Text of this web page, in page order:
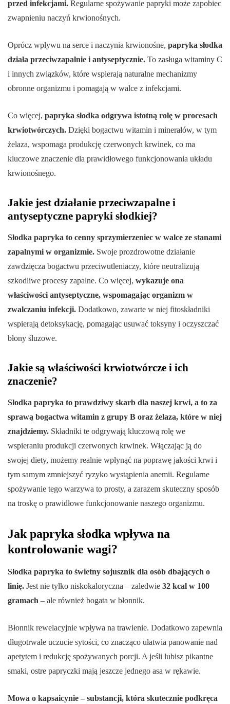
przed infekcjami. Regularne spożywanie papryki może zapobiec
zwapnieniu naczyń krwionośnych.
Oprócz wpływu na serce i naczynia krwionośne, papryka słodka
działa przeciwzapalnie i antyseptycznie. To zasługa witaminy C
i innych związków, które wspierają naturalne mechanizmy
obronne organizmu i pomagają w walce z infekcjami.
Co więcej, papryka słodka odgrywa istotną rolę w procesach
krwiotwórczych. Dzięki bogactwu witamin i minerałów, w tym
żelaza, wspomaga produkcję czerwonych krwinek, co ma
kluczowe znaczenie dla prawidłowego funkcjonowania układu
krwionośnego.
Jakie jest działanie przeciwzapalne i
antyseptyczne papryki słodkiej?
Słodka papryka to cenny sprzymierzeniec w walce ze stanami
zapalnymi w organizmie. Swoje prozdrowotne działanie
zawdzięcza bogactwu przeciwutleniaczy, które neutralizują
szkodliwe procesy zapalne. Co więcej, wykazuje ona
właściwości antyseptyczne, wspomagając organizm w
zwalczaniu infekcji. Dodatkowo, zawarte w niej fitoskładniki
wspierają detoksykację, pomagając usuwać toksyny i oczyszczać
błony śluzowe.
Jakie są właściwości krwiotwórcze i ich
znaczenie?
Słodka papryka to prawdziwy skarb dla naszej krwi, a to za
sprawą bogactwa witamin z grupy B oraz żelaza, które w niej
znajdziemy. Składniki te odgrywają kluczową rolę we
wspieraniu produkcji czerwonych krwinek. Włączając ją do
swojej diety, możemy realnie wpłynąć na poprawę jakości krwi i
tym samym zmniejszyć ryzyko wystąpienia anemii. Regularne
spożywanie tego warzywa to prosty, a zarazem skuteczny sposób
na troskę o prawidłowe funkcjonowanie naszego organizmu.
Jak papryka słodka wpływa na
kontrolowanie wagi?
Słodka papryka to świetny sojusznik dla osób dbających o
linię. Jest nie tylko niskokaloryczna – zaledwie 32 kcal w 100
gramach – ale również bogata w błonnik.
Błonnik rewelacyjnie wpływa na trawienie. Dodatkowo zapewnia
długotrwałe uczucie sytości, co znacząco ułatwia panowanie nad
apetytem i redukcję spożywanych porcji. A jeśli lubisz pikantne
smaki, ostre papryczki mają jeszcze jednego asa w rękawie.
Mowa o kapsaicynie – substancji, która skutecznie podkręca